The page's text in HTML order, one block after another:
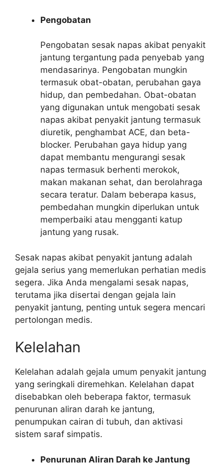
Pengobatan
Pengobatan sesak napas akibat penyakit
jantung tergantung pada penyebab yang
mendasarinya. Pengobatan mungkin
termasuk obat-obatan, perubahan gaya
hidup, dan pembedahan. Obat-obatan
yang digunakan untuk mengobati sesak
napas akibat penyakit jantung termasuk
diuretik, penghambat ACE, dan beta-
blocker. Perubahan gaya hidup yang
dapat membantu mengurangi sesak
napas termasuk berhenti merokok,
makan makanan sehat, dan berolahraga
secara teratur. Dalam beberapa kasus,
pembedahan mungkin diperlukan untuk
memperbaiki atau mengganti katup
jantung yang rusak.
Sesak napas akibat penyakit jantung adalah
gejala serius yang memerlukan perhatian medis
segera. Jika Anda mengalami sesak napas,
terutama jika disertai dengan gejala lain
penyakit jantung, penting untuk segera mencari
pertolongan medis.
Kelelahan
Kelelahan adalah gejala umum penyakit jantung
yang seringkali diremehkan. Kelelahan dapat
disebabkan oleh beberapa faktor, termasuk
penurunan aliran darah ke jantung,
penumpukan cairan di tubuh, dan aktivasi
sistem saraf simpatis.
Penurunan Aliran Darah ke Jantung